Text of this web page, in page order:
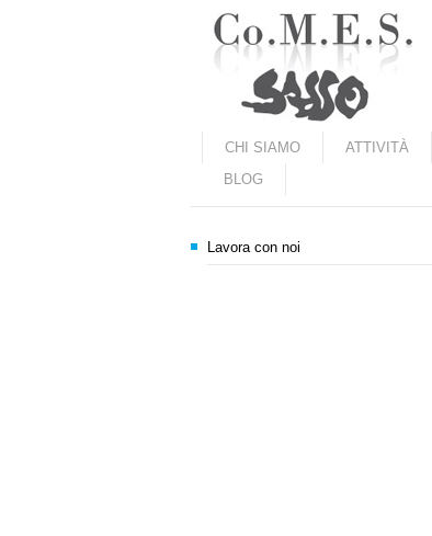
Marradi.it
CHI SIAMO ATTIVITÀ
BLOG
Lavora con noi